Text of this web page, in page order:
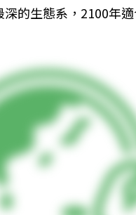
的生態系，2100年